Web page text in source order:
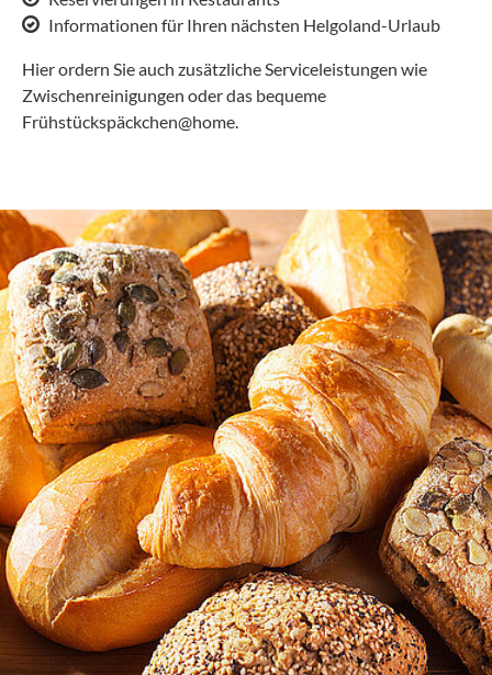
Informationen für Ihren nächsten Helgoland-Urlaub
Hier ordern Sie auch zusätzliche Serviceleistungen wie
Zwischenreinigungen oder das bequeme
Frühstückspäckchen@home.